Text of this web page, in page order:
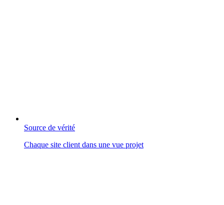
Source de vérité
Chaque site client dans une vue projet